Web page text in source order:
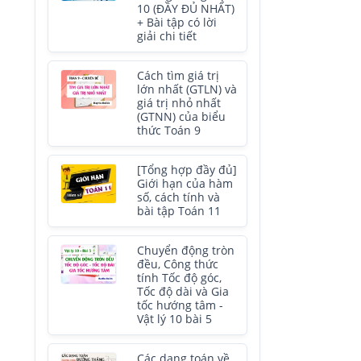
10 (ĐẦY ĐỦ NHẤT)
+ Bài tập có lời
giải chi tiết
Cách tìm giá trị
lớn nhất (GTLN) và
giá trị nhỏ nhất
(GTNN) của biểu
thức Toán 9
[Tổng hợp đầy đủ]
Giới hạn của hàm
số, cách tính và
bài tập Toán 11
Chuyển động tròn
đều, Công thức
tính Tốc độ góc,
Tốc độ dài và Gia
tốc hướng tâm -
Vật lý 10 bài 5